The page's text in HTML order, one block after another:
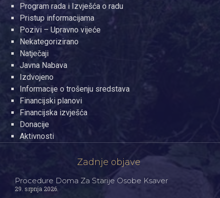
Program rada i Izvješća o radu
Pristup informacijama
Pozivi – Upravno vijeće
Nekategorizirano
Natječaji
Javna Nabava
Izdvojeno
Informacije o trošenju sredstava
Financijski planovi
Financijska izvješća
Donacije
Aktivnosti
Zadnje objave
Procedure Doma Za Starije Osobe Ksaver
29. srpnja 2026.